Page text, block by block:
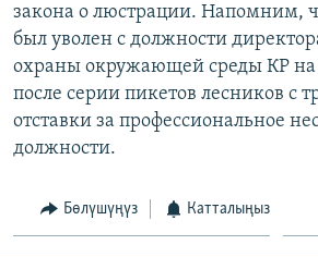
ЫҢГАЙСЫЗ СУРООЛОР
ЭЕ/АРнун бардык сайттары
закона о люстрации. Напомним,
был уволен с должности
охраны окружающей среды КР на
после серии пикетов лесников с
отставки за профессиональное
должности.
Бөлүшүңүз Катталыңыз